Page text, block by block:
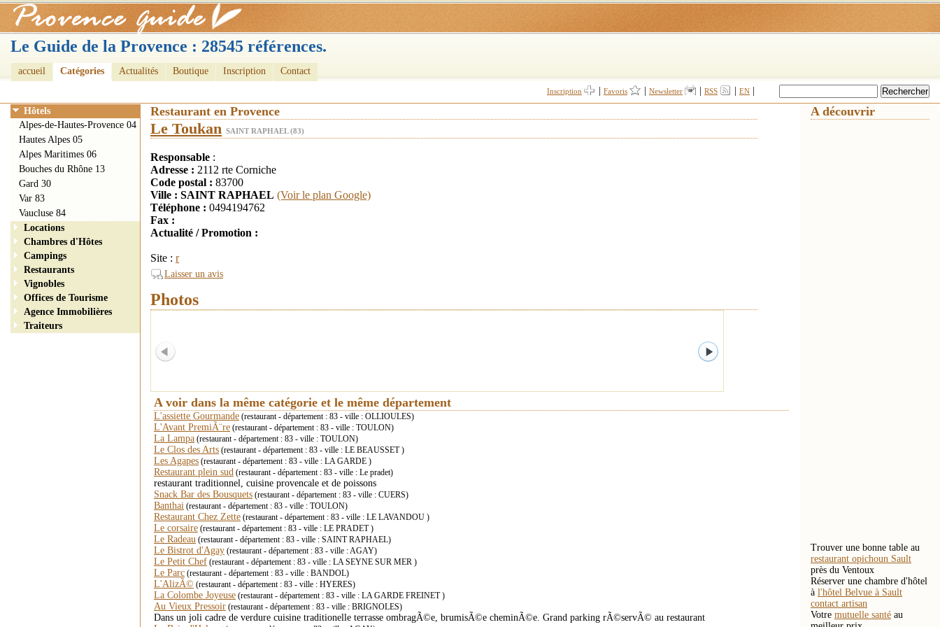
Le Guide de la Provence : 28545 références.
accueil Catégories Actualités Boutique Inscription Contact
Inscription Favoris Newsletter RSS EN
Restaurant en Provence
Le Toukan SAINT RAPHAEL (83)
Responsable :
Adresse : 2112 rte Corniche
Code postal : 83700
Ville : SAINT RAPHAEL (Voir le plan Google)
Téléphone : 0494194762
Fax :
Actualité / Promotion :
Site : r
Laisser un avis
Photos
A voir dans la même catégorie et le même département
L'assiette Gourmande (restaurant - département : 83 - ville : OLLIOULES)
L'Avant PremiÃ¨re (restaurant - département : 83 - ville : TOULON)
La Lampa (restaurant - département : 83 - ville : TOULON)
Le Clos des Arts (restaurant - département : 83 - ville : LE BEAUSSET )
Les Agapes (restaurant - département : 83 - ville : LA GARDE )
Restaurant plein sud (restaurant - département : 83 - ville : Le pradet)
restaurant traditionnel, cuisine provencale et de poissons
Snack Bar des Bousquets (restaurant - département : 83 - ville : CUERS)
Banthai (restaurant - département : 83 - ville : TOULON)
Restaurant Chez Zette (restaurant - département : 83 - ville : LE LAVANDOU )
Le corsaire (restaurant - département : 83 - ville : LE PRADET )
Le Radeau (restaurant - département : 83 - ville : SAINT RAPHAEL)
Le Bistrot d'Agay (restaurant - département : 83 - ville : AGAY)
Le Petit Chef (restaurant - département : 83 - ville : LA SEYNE SUR MER )
Le Parc (restaurant - département : 83 - ville : BANDOL)
L'AlizÃ© (restaurant - département : 83 - ville : HYERES)
La Colombe Joyeuse (restaurant - département : 83 - ville : LA GARDE FREINET )
Au Vieux Pressoir (restaurant - département : 83 - ville : BRIGNOLES)
Dans un joli cadre de verdure cuisine traditionelle terrasse ombragÃ©e, brumisÃ©e cheminÃ©e. Grand parking rÃ©servÃ© au restaurant
Hôtels
Alpes-de-Hautes-Provence 04
Hautes Alpes 05
Alpes Maritimes 06
Bouches du Rhône 13
Gard 30
Var 83
Vaucluse 84
Locations
Chambres d'Hôtes
Campings
Restaurants
Vignobles
Offices de Tourisme
Agence Immobilières
Traiteurs
A découvrir
Trouver une bonne table au
restaurant opichoun Sault
près du Ventoux
Réserver une chambre d'hôtel
à l'hôtel Belvue à Sault
contact artisan
Votre mutuelle santé au